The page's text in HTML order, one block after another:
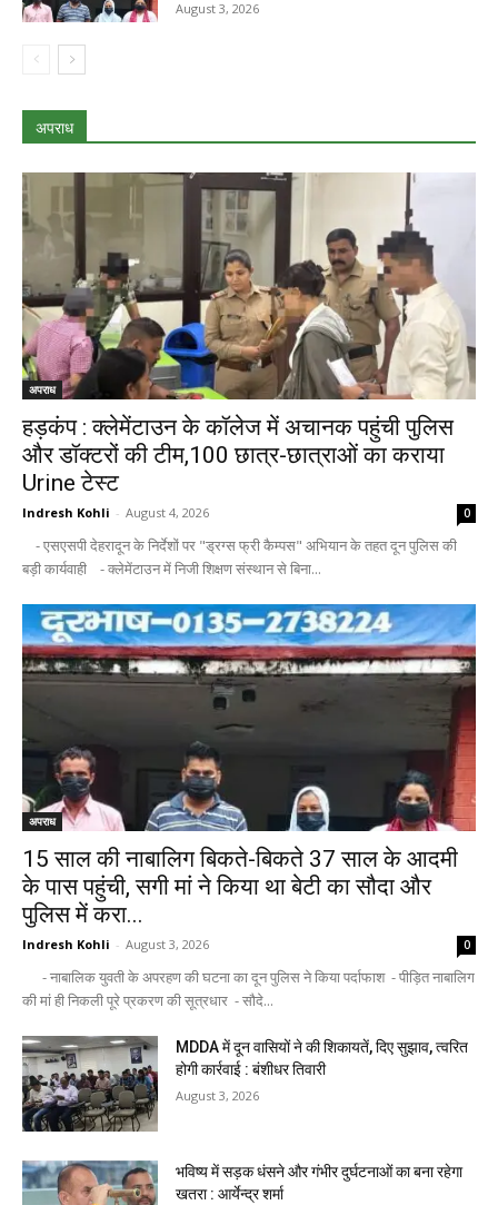
August 3, 2026
अपराध
अपराध
हड़कंप : क्लेमेंटाउन के कॉलेज में अचानक पहुंची पुलिस
और डॉक्टरों की टीम,100 छात्र-छात्राओं का कराया
Urine टेस्ट
Indresh Kohli - August 4, 2026 0
- एसएसपी देहरादून के निर्देशों पर "ड्रग्स फ्री कैम्पस" अभियान के तहत दून पुलिस की
बड़ी कार्यवाही - क्लेमेंटाउन में निजी शिक्षण संस्थान से बिना...
अपराध
15 साल की नाबालिग बिकते-बिकते 37 साल के आदमी
के पास पहुंची, सगी मां ने किया था बेटी का सौदा और
पुलिस में करा...
Indresh Kohli - August 3, 2026 0
- नाबालिक युवती के अपरहण की घटना का दून पुलिस ने किया पर्दाफाश - पीड़ित नाबालिग
की मां ही निकली पूरे प्रकरण की सूत्रधार - सौदे...
MDDA में दून वासियों ने की शिकायतें, दिए सुझाव, त्वरित
होगी कार्रवाई : बंशीधर तिवारी
August 3, 2026
भविष्य में सड़क धंसने और गंभीर दुर्घटनाओं का बना रहेगा
खतरा : आर्येन्द्र शर्मा